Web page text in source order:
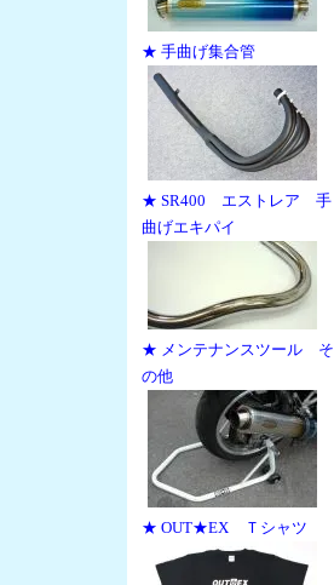
★ 手曲げ集合管
★ SR400 エストレア 手
曲げエキパイ
★ メンテナンスツール そ
の他
★ OUT★EX Ｔシャツ